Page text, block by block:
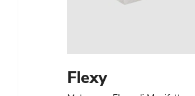
Flexy